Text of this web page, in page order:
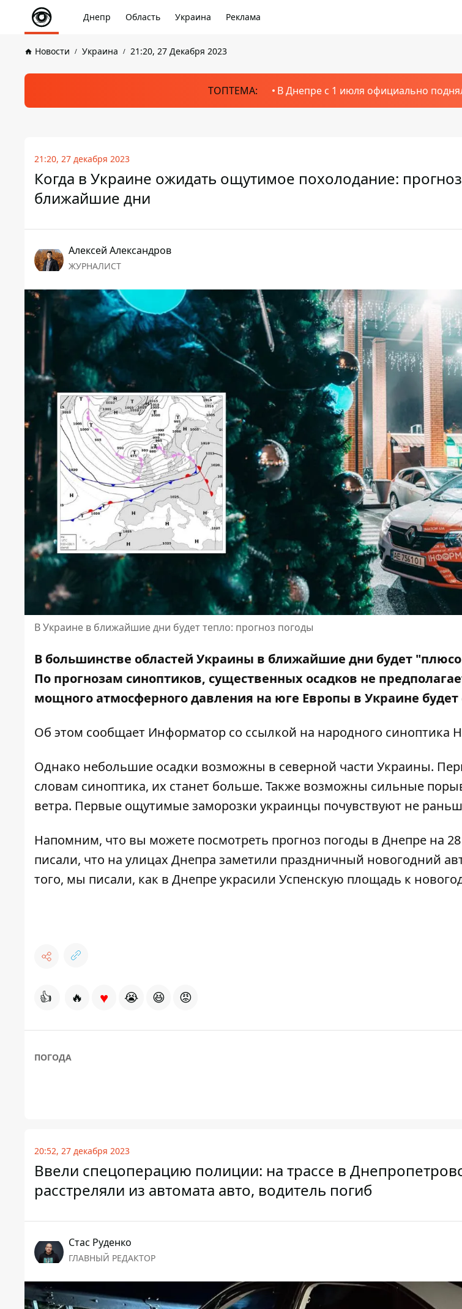
Днепр Область Украина Реклама
Новости Украина 21:20, 27 Декабря 2023
ТОПТЕМА: В Днепре с 1 июля официально
21:20, 27 декабря 2023
Когда в Украине ожидать ощутимое похолодание:
ближайшие дни
Алексей Александров
ЖУРНАЛИСТ
В Украине в ближайшие дни будет тепло: прогноз погоды
В большинстве областей Украины в ближайшие дни будет
По прогнозам синоптиков, существенных осадков не
мощного атмосферного давления на юге Европы в Украине будет
Об этом сообщает Информатор со ссылкой на народного синоптика
Однако небольшие осадки возможны в северной части Украины.
словам синоптика, их станет больше. Также возможны сильные
ветра. Первые ощутимые заморозки украинцы почувствуют не
Напомним, что вы можете посмотреть прогноз погоды в Днепре на
писали, что на улицах Днепра заметили праздничный новогодний
того, мы писали, как в Днепреукрасили Успенскую площадь к
👍 🔥 ♥ 😭 😆 😡
ПОГОДА
20:52, 27 декабря 2023
Ввели спецоперацию полиции: на трассе в
расстреляли из автомата авто, водитель погиб
Стаc Руденко
ГЛАВНЫЙ РЕДАКТОР